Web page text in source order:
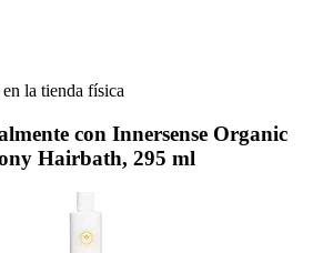
la tienda física
con Innersense Organic
Hairbath, 295 ml